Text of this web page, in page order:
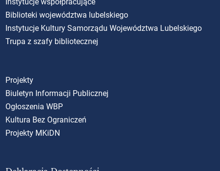
Biblioteki województwa lubelskiego
Instytucje Kultury Samorządu Województwa Lubelskiego
Trupa z szafy bibliotecznej
Projekty
Biuletyn Informacji Publicznej
Ogłoszenia WBP
Kultura Bez Ograniczeń
Projekty MKiDN